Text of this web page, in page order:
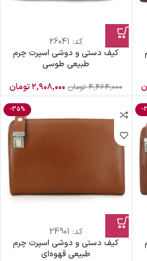
کد: 26041
کیف دستی و دوشی اسپرت چرم
طبیعی طوسی
۴,۴۶۴,۰۰۰ تومان ۲,۹۰۸,۰۰۰تومان
-
-35%
کد: 24901
کیف دستی و دوشی اسپرت چرم
طبیعی قهوه‌ای